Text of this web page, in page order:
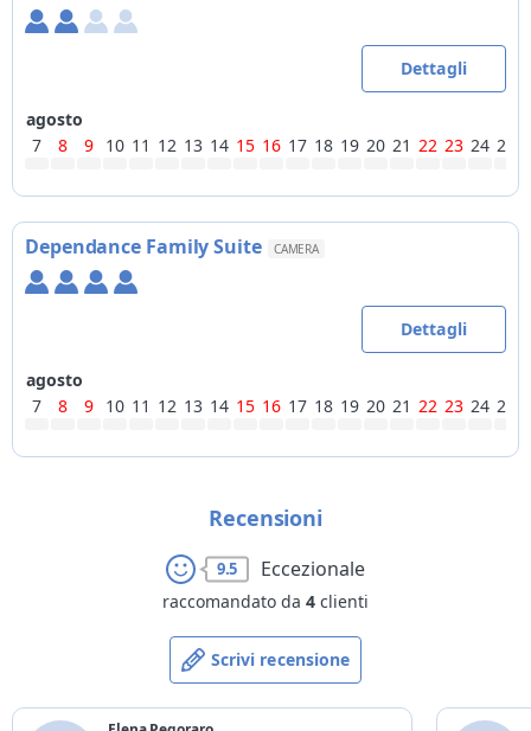
Dettagli
agosto
7
8 9 10 11 12 13 14 15 16 17 18 19 20 21 22 23 24 25
Dependance Family Suite CAMERA
Dettagli
agosto
7
8 9 10 11 12 13 14 15 16 17 18 19 20 21 22 23 24 25
Recensioni
9.5 Eccezionale
raccomandato da 4 clienti
Scrivi recensione